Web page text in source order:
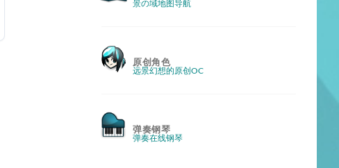
景の域地图导航
原创角色
远景幻想的原创OC
弹奏钢琴
弹奏在线钢琴